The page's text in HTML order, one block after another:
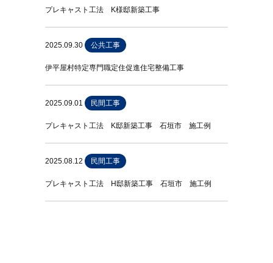
プレキャスト工法 K様邸新築工事
2025.09.30 公共工事
伊平屋村特定専門職定住促進住宅整備工事
2025.09.01 民間工事
プレキャスト工法 K邸新築工事 石垣市 施工例
2025.08.12 民間工事
プレキャスト工法 H邸新築工事 石垣市 施工例